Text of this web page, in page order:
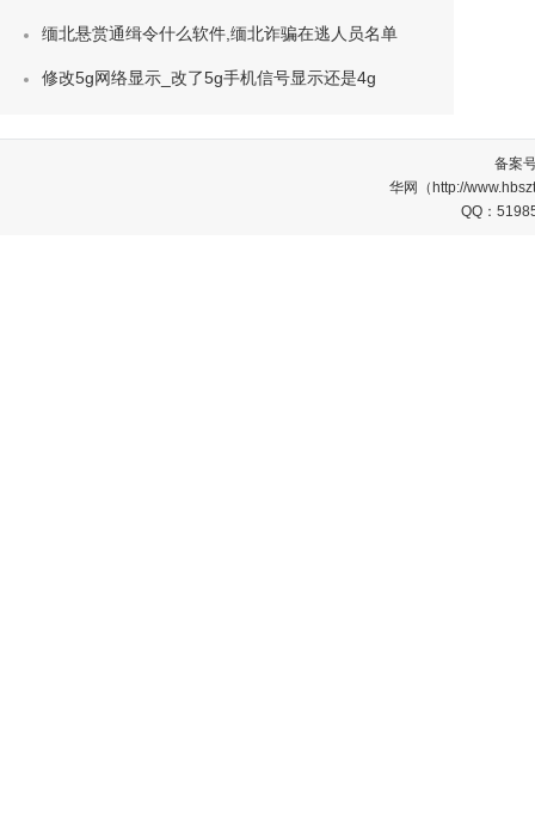
缅北悬赏通缉令什么软件,缅北诈骗在逃人员名单
修改5g网络显示_改了5g手机信号显示还是4g
备案
华网（http://
QQ：